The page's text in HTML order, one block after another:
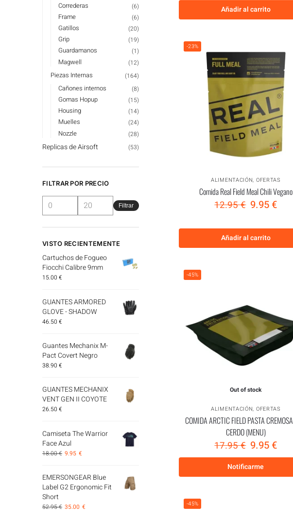
Añadir al carrito
-23%
ALIMENTACIÓN, OFERTAS
Comida Real Field Meal Chili Vegano
12.95€ 9.95 €
Añadir al carrito
-45%
Out of stock
ALIMENTACIÓN, OFERTAS
COMIDA ARCTIC FIELD PASTA
CERDO (MENU)
17.95€ 9.95 €
Notificarme
-45%
Correderas (6)
Frame (6)
Gatillos (20)
Grip (19)
Guardamanos (1)
Magwell (12)
Piezas Internas (164)
Cañones internos (8)
Gomas Hopup (15)
Housing (14)
Muelles (24)
Nozzle (28)
Replicas de Airsoft (53)
FILTRAR POR PRECIO
Filtrar
VISTO RECIENTEMENTE
Cartuchos de Fogueo
Fiocchi Calibre 9mm
15.00 €
GUANTES ARMORED
GLOVE - SHADOW
46.50 €
Guantes Mechanix M-
Pact Covert Negro
38.90 €
GUANTES MECHANIX
VENT GEN II COYOTE
26.50 €
Camiseta The Warrior
Face Azul
18.00€ 9.95 €
EMERSONGEAR Blue
Label G2 Ergonomic Fit
Short
52.95€ 35.00 €